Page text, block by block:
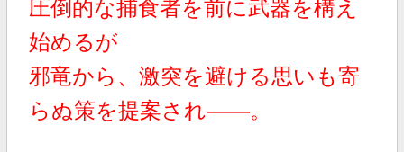
圧倒的な捕食者を前に武器を構え
始めるが
邪竜から、激突を避ける思いも寄
らぬ策を提案され――。